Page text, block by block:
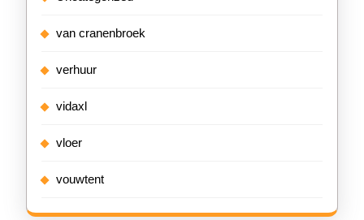
van cranenbroek
verhuur
vidaxl
vloer
vouwtent